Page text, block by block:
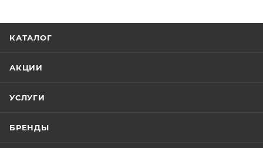
КАТАЛОГ
АКЦИИ
УСЛУГИ
БРЕНДЫ